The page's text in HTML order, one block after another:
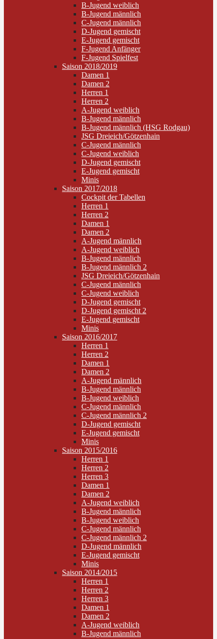
B-Jugend weiblich
B-Jugend männlich
C-Jugend männlich
D-Jugend gemischt
E-Jugend gemischt
F-Jugend Anfänger
F-Jugend Spielfest
Saison 2018/2019
Damen 1
Damen 2
Herren 1
Herren 2
A-Jugend weiblich
B-Jugend männlich
B-Jugend männlich (HSG Rodgau)
JSG Dreieich/Götzenhain
C-Jugend männlich
C-Jugend weiblich
D-Jugend gemischt
E-Jugend gemischt
Minis
Saison 2017/2018
Cockpit der Tabellen
Herren 1
Herren 2
Damen 1
Damen 2
A-Jugend männlich
A-Jugend weiblich
B-Jugend männlich
B-Jugend männlich 2
JSG Dreieich/Götzenhain
C-Jugend männlich
C-Jugend weiblich
D-Jugend gemischt
D-Jugend gemischt 2
E-Jugend gemischt
Minis
Saison 2016/2017
Herren 1
Herren 2
Damen 1
Damen 2
A-Jugend männlich
B-Jugend männlich
B-Jugend weiblich
C-Jugend männlich
C-Jugend männlich 2
D-Jugend gemischt
E-Jugend gemischt
Minis
Saison 2015/2016
Herren 1
Herren 2
Herren 3
Damen 1
Damen 2
A-Jugend weiblich
B-Jugend männlich
B-Jugend weiblich
C-Jugend männlich
C-Jugend männlich 2
D-Jugend männlich
E-Jugend gemischt
Minis
Saison 2014/2015
Herren 1
Herren 2
Herren 3
Damen 1
Damen 2
A-Jugend weiblich
B-Jugend männlich